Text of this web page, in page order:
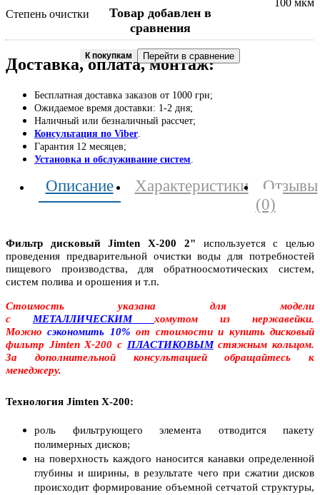
Степень очистки
Доставка, оплата, монтаж:
Бесплатная доставка заказов от 1000 грн;
Ожидаемое время доставки: 1-2 дня;
Наличный или безналичный рассчет;
Консультация по Viber
Гарантия 12 месяцев;
Установка и обслуживание систем
Описание Характеристики
Отзывы
(0)
Фильтр дисковый Jimten Х-200 2" используется с целью
проведения предварительной очистки воды для потребностей
пищевого производства, для обратноосмотических систем,
систем полива и орошения и т.п.
Стоимость указана для модели
с МЕТАЛЛИЧЕСКИМ хомутом из нержавейки.
Можносэкономить 10%от стоимости и купить дисковый
фильтр Jimten X-200 с ПЛАСТИКОВЫМстяжным кольцом.
За дополнительной консультацией обращайтесь к
менеджеру.
Технология Jimten Х-200:
роль фильтрующего элемента отводится пакету
полимерных дисков;
на поверхность каждого наносится канавки определенной
глубины и ширины, в результате чего при сжатии дисков
происходит формирование объемной сетчатой структуры,
Товар добавлен в
сравнения
К покупкам Перейти в сравнение